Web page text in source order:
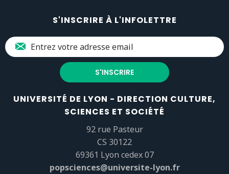
S'INSCRIRE À L'INFOLETTRE
UNIVERSITÉ DE LYON - DIRECTION CULTURE,
SCIENCES ET SOCIÉTÉ
92 rue Pasteur
CS 30122
69361 Lyon cedex 07
popsciences@universite-lyon.fr